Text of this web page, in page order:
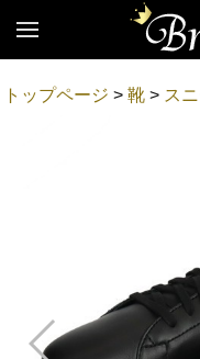
トップページ >靴 > ス